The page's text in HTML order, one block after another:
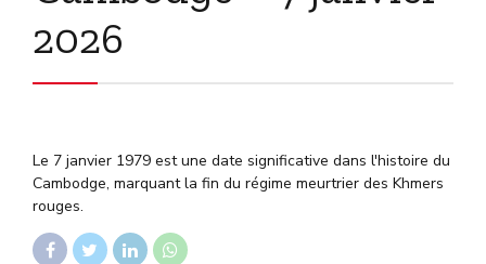
2026
Le 7 janvier 1979 est une date significative dans l'histoire du
Cambodge, marquant la fin du régime meurtrier des Khmers
rouges.